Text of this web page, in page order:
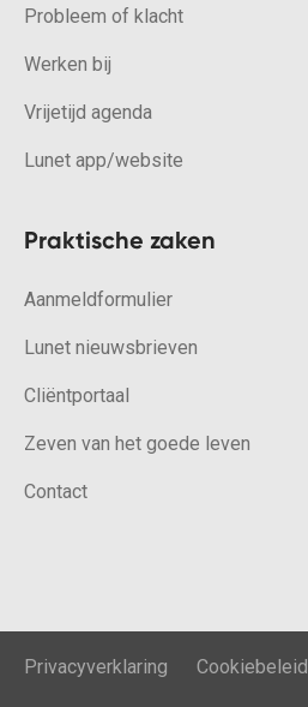
Probleem of klacht
Werken bij
Vrijetijd agenda
Lunet app/website
Praktische zaken
Aanmeldformulier
Lunet nieuwsbrieven
Cliëntportaal
Zeven van het goede leven
Contact
Privacyverklaring Cookiebeleid